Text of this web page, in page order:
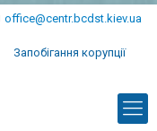
office@centr.bcdst.kiev.ua
Запобігання корупції